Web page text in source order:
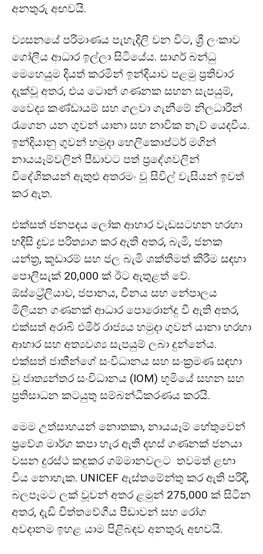
අනතුරු අඟවයි.
ව්‍යසනයේ පරිමාණය පැහැදිලි වන විට, ශ්‍රී ලංකාව
ගෝලීය ආධාර ඉල්ලා සිටියේය. සාගර් බන්ධු
මෙහෙයුම දියත් කරමින් ඉන්දියාව පළමු ප්‍රතිචාර
දැක්වූ අතර, එය ටොන් ගණනක සහන සැපයුම්,
වෛද්‍ය කණ්ඩායම් සහ ගලවා ගැනීමේ නිලධාරීන්
රැගෙන යන ගුවන් යානා සහ නාවික නැව් යෙදවීය.
ඉන්දියානු ගුවන් හමුදා හෙලිකොප්ටර් මගින්
නායයෑම්වලින් පීඩාවට පත් ප්‍රදේශවලින්
විදේශිකයන් ඇතුළු අතරමං වූ සිවිල් වැසියන් ඉවත්
කර ඇත.
එක්සත් ජනපදය ලෝක ආහාර වැඩසටහන හරහා
හදිසි ද්‍රව්‍ය පරිත්‍යාග කර ඇති අතර, බැමි, ජනක
යන්ත්‍ර, කූඩාරම් සහ ජල බැමි ශක්තිමත් කිරීම සඳහා
පොලිසැක් 20,000 ක් ඊට ඇතුළත් වේ.
ඕස්ට්‍රේලියාව, ජපානය, චීනය සහ නේපාලය
මිලියන ගණනක් ආධාර පොරොන්දු වී ඇති අතර,
එක්සත් අරාබි එමීර් රාජ්‍යය හමුදා ගුවන් යානා හරහා
ආහාර සහ අත්‍යවශ්‍ය සැපයුම් ලබා දුන්නේය.
එක්සත් ජාතීන්ගේ සංවිධානය සහ සංක්‍රමණ සඳහා
වූ ජාත්‍යන්තර සංවිධානය (IOM) භූමියේ සහන සහ
ප්‍රතිසාධන කටයුතු සම්බන්ධීකරණය කරයි.
මෙම උත්සාහයන් නොතකා, නායයෑම් හේතුවෙන්
ප්‍රවේශ මාර්ග කපා හැර ඇති දහස් ගණනක් ජනයා
වසන දුරස්ථ කඳුකර ගම්මානවලට තවමත් ළඟා
විය නොහැක. UNICEF ඇස්තමේන්තු කර ඇති පරිදි,
බලපෑමට ලක් වූවන් අතර ළමුන් 275,000 ක් සිටින
අතර, දැඩි චිත්තවේගීය පීඩාවන් සහ රෝග
අවදානම ඉහළ යාම පිළිබඳව අනතුරු අඟවයි.